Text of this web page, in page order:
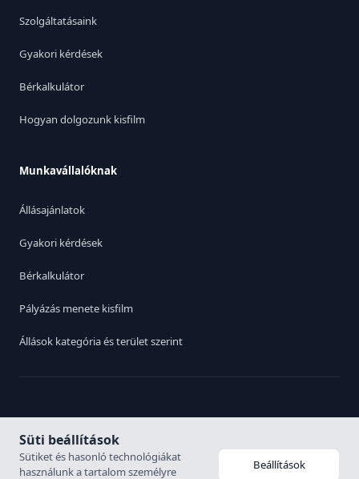
Szolgáltatásaink
Gyakori kérdések
Bérkalkulátor
Hogyan dolgozunk kisfilm
Munkavállalóknak
Állásajánlatok
Gyakori kérdések
Bérkalkulátor
Pályázás menete kisfilm
Állások kategória és terület szerint
Switch to English | Adatvédelmi irányelvek
Süti beállítások
Sütiket és hasonló technológiákat
használunk a tartalom személyre
Beállítások